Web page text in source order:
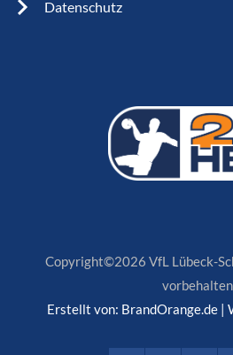
Datenschutz
Copyright©2026 VfL Lübeck-
Erstellt von: BrandOrange.de |